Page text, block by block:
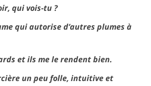
qui vois-tu ?
qui autorise d’autres plumes à
et ils me le rendent bien.
un peu folle, intuitive et